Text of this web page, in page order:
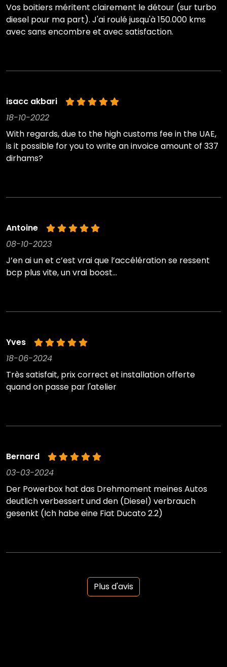
Vos boitiers méritent clairement le détour (sur turbo
diesel pour ma part). J'ai roulé jusqu'à 150.000 kms
avec sans encombre et avec satisfaction.
isacc akbari
18-10-2022
With regards, due to the high customs fee in the UAE,
is it possible for you to write an invoice amount of 337
dirhams?
Antoine
08-10-2023
J’en ai un et c’est vrai que l’accélération se ressent
bcp plus vite, un vrai boost…
Yves
18-06-2024
Très satisfait, prix correct et installation offerte
quand on passe par l'atelier
Bernard
03-03-2024
Der Powerbox hat das Drehmoment meines Autos
deutlich verbessert und den (Diesel) verbrauch
gesenkt (Ich habe eine Fiat Ducato 2.2)
Plus d'avis